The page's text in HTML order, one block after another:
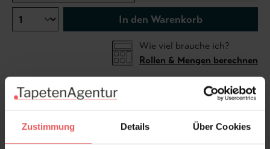
Zustimmung Details Über Cookies
In den Warenkorb
Wie viel brauche ich?
Rollen & Mengen berechnen
Das Design Allsorts von MissPrint lädt zur Fantasie
ein. Es ist der dem Betrachter überlassen, was er in
dem Design zu entdecken vermag. Abstrakte,